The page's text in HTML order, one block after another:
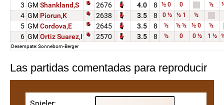
3 GM Shankland,S 2676 4.0 8 ½ 0 0 ½
4 GM Piorun,K 2638 3.5 8 0 ½ ½ 1 ½
5 GM Cordova,E 2645 3.5 8 ½ ½ ½ ½ 0 ½
6 GM Ortiz Suarez,I 2570 3.5 8 ½ 0 0 ½ 1 ½
Desempate: Sonneborn-Berger
Las partidas comentadas para reproducir